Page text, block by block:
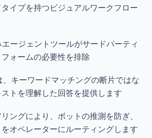
イプを持つビジュアルワークフロー
ージェントツールがサードパーティ
ォームの必要性を排除
、キーワードマッチングの断片ではな
ストを理解した回答を提供します
ングにより、ボットの推測を防ぎ、
オペレーターにルーティングします